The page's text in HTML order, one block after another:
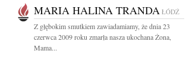
MARIA HALINA TRANDA ŁÓDŹ
Z głębokim smutkiem zawiadamiamy, że dnia 23
czerwca 2009 roku zmarła nasza ukochana Żona,
Mama...